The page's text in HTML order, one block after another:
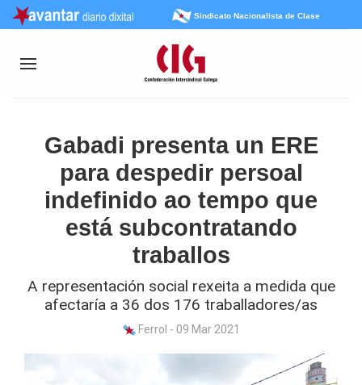
Sindicato Nacionalista de Clase
Gabadi presenta un ERE
para despedir persoal
indefinido ao tempo que
está subcontratando
traballos
A representación social rexeita a medida que
afectaría a 36 dos 176 traballadores/as
Ferrol - 09 Mar 2021